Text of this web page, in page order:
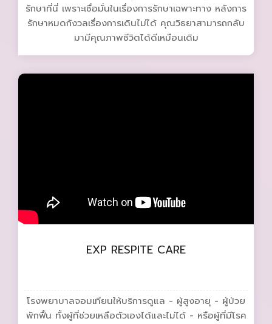
รักษาที่นี่ เพราะเชื่อมั่นในเรื่องการรักษาเฉพาะทาง หลังการ
รักษาหมดกังวลเรื่องการเดินไม่ได้ คุณวิธยาสามารถกลับ
มามีคุณภาพชีวิตได้ดีเหมือนเดิม
EXP RESPITE CARE
โรงพยาบาลจอมเทียนให้บริการดูแล - ผู้สูงอายุ - ผู้ป่วย
พักฟื้น ทั้งผู้ที่ช่วยเหลือตัวเองได้และไม่ได้ - หรือผู้ที่มีโรค